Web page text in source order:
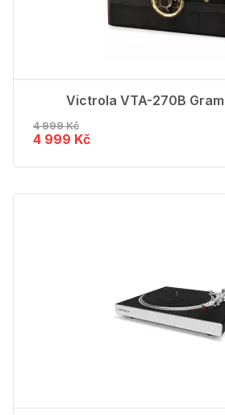
Victrola VTA-270B
4 999 Kč
4 999 Kč